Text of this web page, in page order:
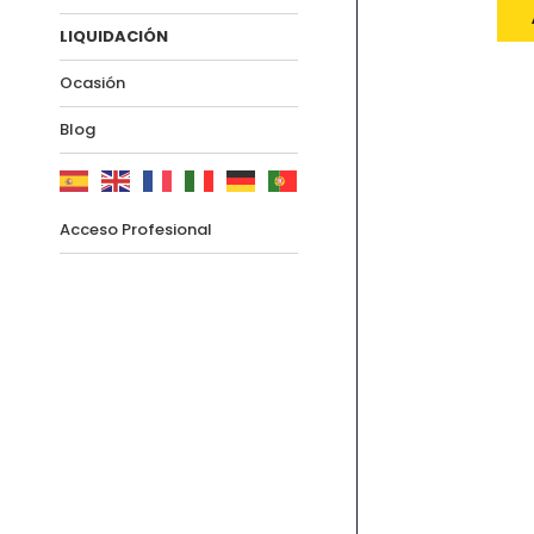
LIQUIDACIÓN
Ocasión
Blog
Acceso Profesional